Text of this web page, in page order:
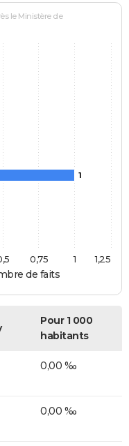
de faits
le Ministère de
1
1
0,75 1,25
Pour 1 000
habitants
0,00 ‰
0,00 ‰